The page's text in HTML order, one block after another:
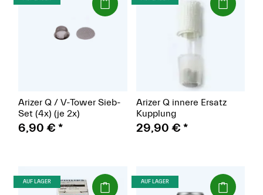
Arizer Q / V-Tower Sieb-
Set (4x) (je 2x)
6,90 € *
Arizer Q innere Ersatz
Kupplung
29,90 € *
AUF LAGER (Paket) AUF LAGER (Paket)